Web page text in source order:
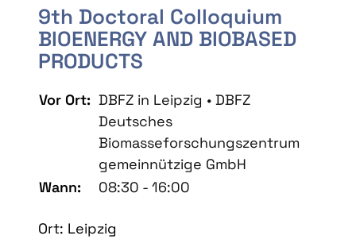
9th Doctoral Colloquium
BIOENERGY AND BIOBASED
PRODUCTS
Vor Ort: DBFZ in Leipzig • DBFZ
Deutsches
Biomasseforschungszentrum
gemeinnützige GmbH
Wann:
08:30 - 16:00
Ort: Leipzig